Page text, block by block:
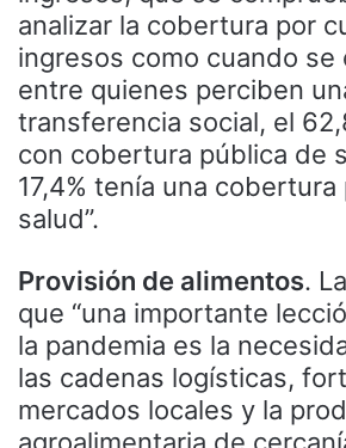
analizar la cobertura por
ingresos como cuando se
entre quienes perciben
transferencia social, el
con cobertura pública de
17,4% tenía una
salud”.
Provisión de alimentos.
que “una importante
la pandemia es la
las cadenas logísticas,
mercados locales y la